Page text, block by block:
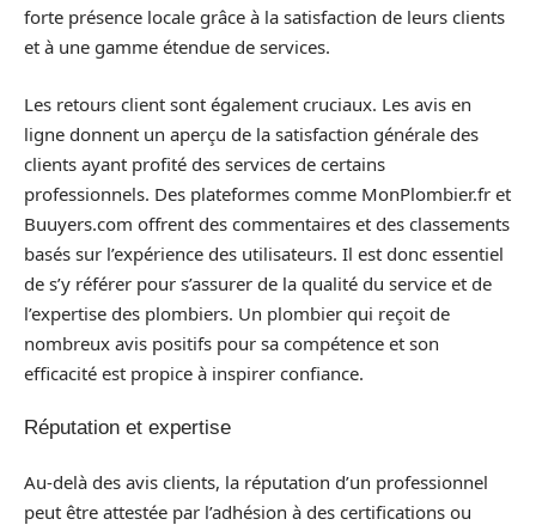
forte présence locale grâce à la satisfaction de leurs clients
et à une gamme étendue de services.
Les retours client sont également cruciaux. Les avis en
ligne donnent un aperçu de la satisfaction générale des
clients ayant profité des services de certains
professionnels. Des plateformes comme MonPlombier.fr et
Buuyers.com offrent des commentaires et des classements
basés sur l’expérience des utilisateurs. Il est donc essentiel
de s’y référer pour s’assurer de la qualité du service et de
l’expertise des plombiers. Un plombier qui reçoit de
nombreux avis positifs pour sa compétence et son
efficacité est propice à inspirer confiance.
Réputation et expertise
Au-delà des avis clients, la réputation d’un professionnel
peut être attestée par l’adhésion à des certifications ou